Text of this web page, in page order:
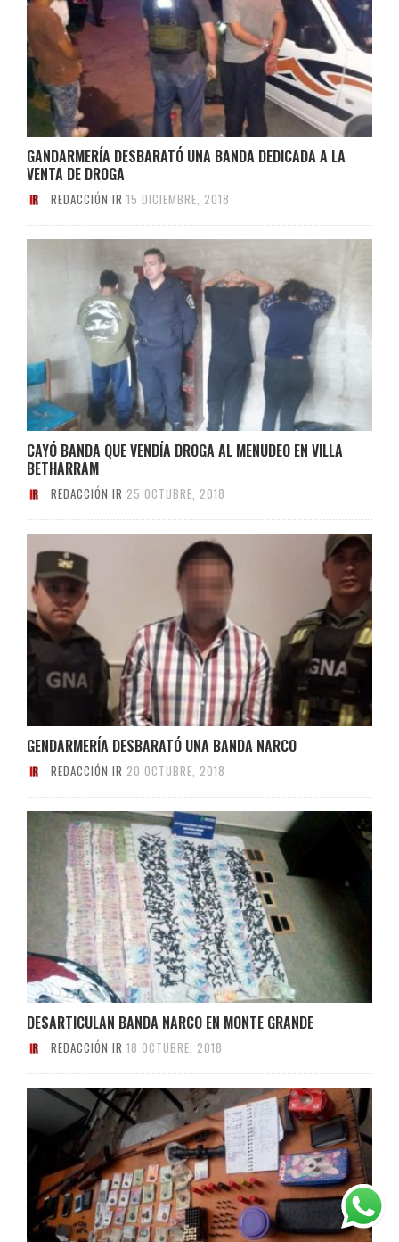
GANDARMERÍA DESBARATÓ UNA BANDA DEDICADA A LA
VENTA DE DROGA
REDACCIÓN IR 15 DICIEMBRE, 2018
CAYÓ BANDA QUE VENDÍA DROGA AL MENUDEO EN VILLA
BETHARRAM
REDACCIÓN IR 25 OCTUBRE, 2018
GENDARMERÍA DESBARATÓ UNA BANDA NARCO
REDACCIÓN IR 20 OCTUBRE, 2018
DESARTICULAN BANDA NARCO EN MONTE GRANDE
REDACCIÓN IR 18 OCTUBRE, 2018